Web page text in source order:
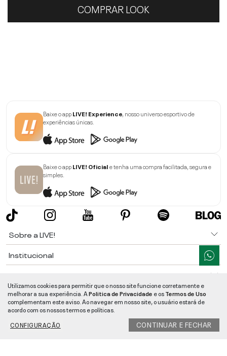
COMPRAR LOOK
Baixe o appLIVE! Experience , nosso universo esportivo de
experiências únicas.
Baixe o appLIVE! Oficiale tenha uma compra facilitada, segura e
simples.
Sobre a LIVE!
Institucional
Ajuda
Segurança e Qualidade
LIVE!©2026- TODOS OS DIREITOS RESERVADOS -RUA MANOEL FRANCISCO
Utilizamos cookies para permitir que o nosso site funcione corretamente e
melhorar a sua experiência. APolitica de Privacidade e osTermos de Uso
complementam este aviso. Ao navegar em nosso site, o usuário estará de
acordo com os nossos termos e políticas.
CONFIGURAÇÃO
CONTINUAR E FECHAR